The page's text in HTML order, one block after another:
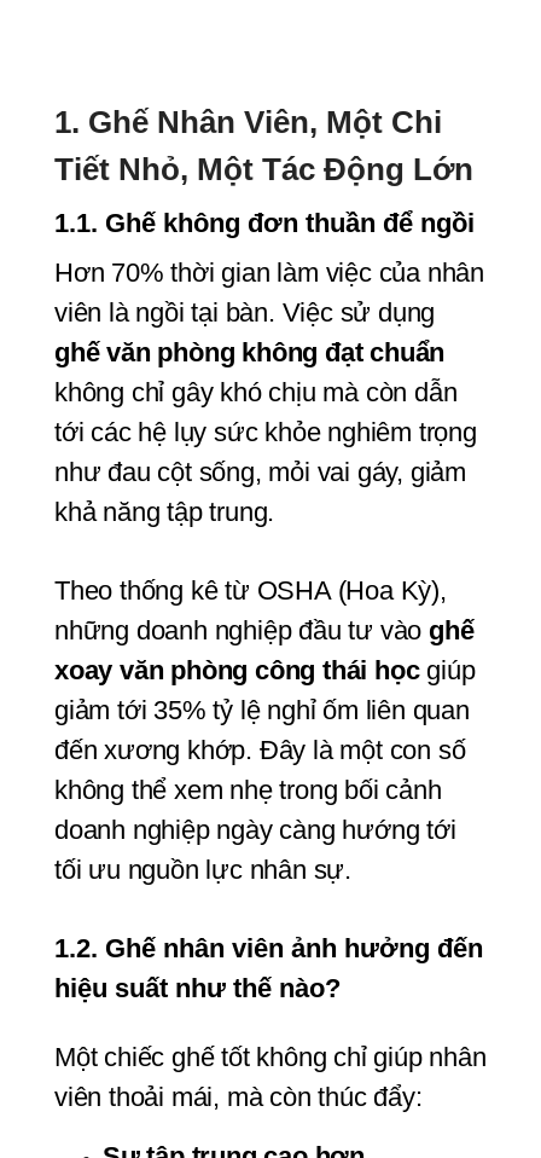
1. Ghế Nhân Viên, Một Chi
Tiết Nhỏ, Một Tác Động Lớn
1.1. Ghế không đơn thuần để ngồi
Hơn 70% thời gian làm việc của nhân
ghế văn phòng không đạt chuẩn
không chỉ gây khó chịu mà còn dẫn
tới các hệ lụy sức khỏe nghiêm trọng
như đau cột sống, mỏi vai gáy, giảm
khả năng tập trung.
Theo thống kê từ OSHA (Hoa Kỳ),
những doanh nghiệp đầu tư vào ghế
xoay văn phòng công thái học giúp
giảm tới 35% tỷ lệ nghỉ ốm liên quan
đến xương khớp. Đây là một con số
không thể xem nhẹ trong bối cảnh
doanh nghiệp ngày càng hướng tới
tối ưu nguồn lực nhân sự.
1.2. Ghế nhân viên ảnh hưởng đến
hiệu suất như thế nào?
Một chiếc ghế tốt không chỉ giúp nhân
viên thoải mái, mà còn thúc đẩy: